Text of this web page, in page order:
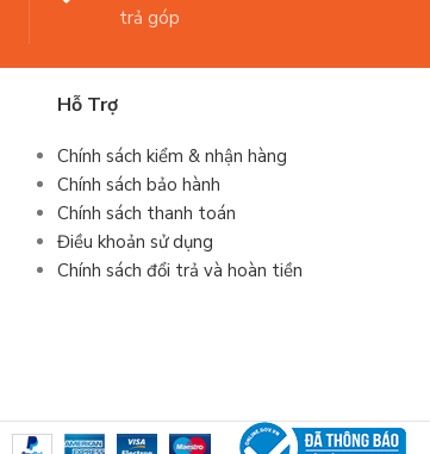
trả góp
Hỗ Trợ
Chính sách kiểm & nhận hàng
Chính sách bảo hành
Chính sách thanh toán
Điều khoản sử dụng
Chính sách đổi trả và hoàn tiền